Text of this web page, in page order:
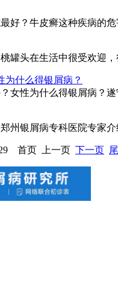
好？牛皮癣这种疾病的
罐头在生活中很受欢迎
为什么得银屑病？
女性为什么得银屑病？
州银屑病专科医院专家
29 首页 上一页 下一页